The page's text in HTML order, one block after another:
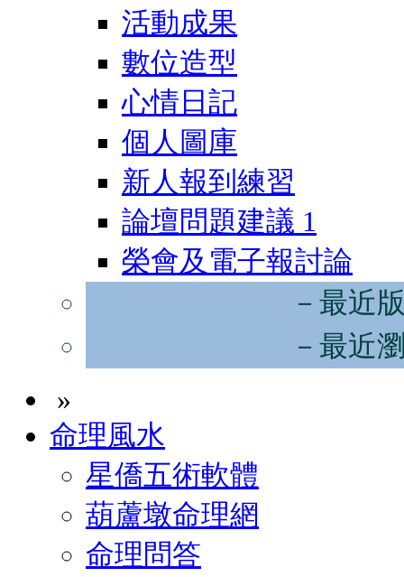
活動成果
數位造型
心情日記
個人圖庫
新人報到練習
論壇問題建議 1
榮會及電子報討論
－最近
－最近
»
命理風水
星僑五術軟體
葫蘆墩命理網
命理問答